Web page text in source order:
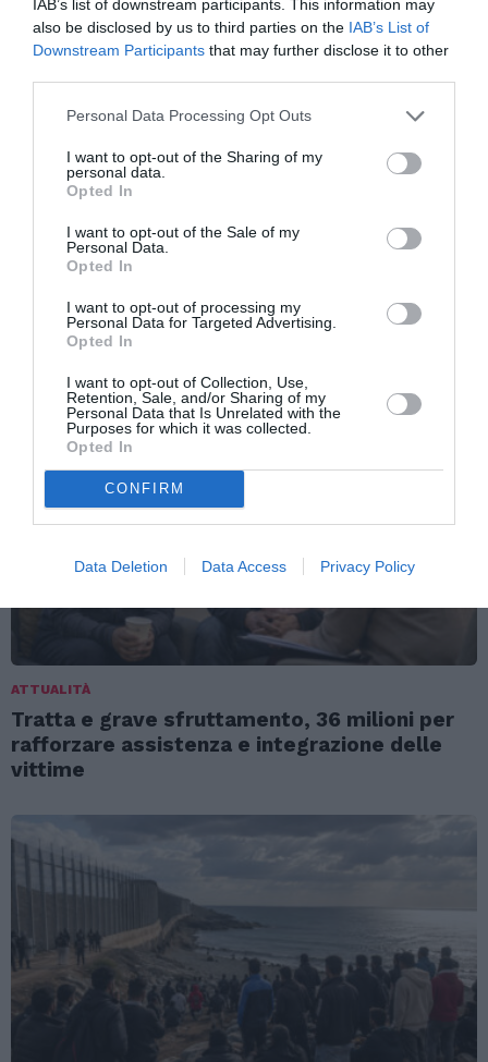
IAB’s list of downstream participants. This information may
also be disclosed by us to third parties on the IAB’s List of
Downstream Participants that may further disclose it to other
Personal Data Processing Opt Outs
I want to opt-out of the Sharing of my
personal data.
Opted In
I want to opt-out of the Sale of my
Personal Data.
Opted In
I want to opt-out of processing my
Personal Data for Targeted Advertising.
Opted In
I want to opt-out of Collection, Use,
Retention, Sale, and/or Sharing of my
Personal Data that Is Unrelated with the
Purposes for which it was collected.
Opted In
CONFIRM
Data Deletion Data Access Privacy Policy
ATTUALITÀ
Cagliari, smantellata rete accusata di
favorire l’immigrazione irregolare: otto fermi
ATTUALITÀ
Tratta e grave sfruttamento, 36 milioni per
rafforzare assistenza e integrazione delle
vittime